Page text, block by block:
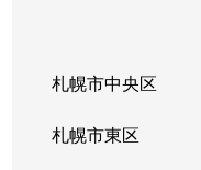
札幌市中央区
札幌市東区